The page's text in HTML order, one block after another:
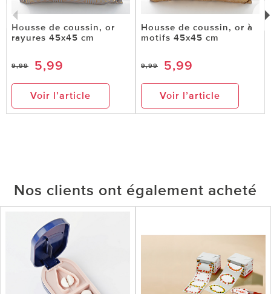
Housse de coussin, or
rayures 45x45 cm
9,99 5,99
Voir l’article
Housse de coussin, or à
motifs 45x45 cm
9,99 5,99
Voir l’article
Nos clients ont également acheté